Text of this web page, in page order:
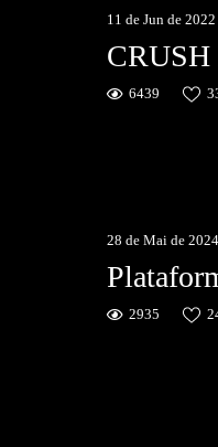
11 de Jun de 2022
6439
28 de Mai de 2024
2935